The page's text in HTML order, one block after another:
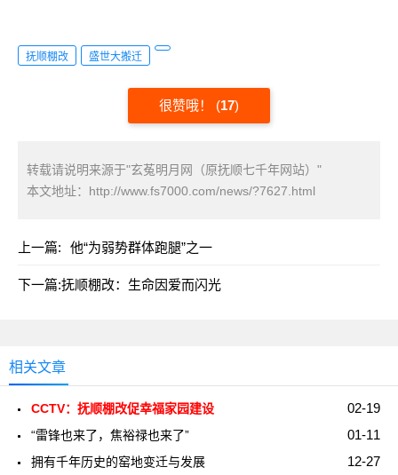
抚顺棚改 盛世大搬迁
很赞哦！ (17)
转载请说明来源于"玄菟明月网（原抚顺七千年网站）"
本文地址： http://www.fs7000.com/news/?7627.html
上一篇: 他“为弱势群体跑腿”之一
下一篇:抚顺棚改：生命因爱而闪光
相关文章
02-19
CCTV：抚顺棚改促幸福家园建设
01-11
“雷锋也来了，焦裕禄也来了”
12-27
拥有千年历史的窑地变迁与发展